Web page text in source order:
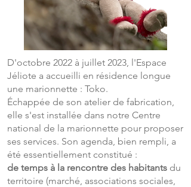
D'octobre 2022 à juillet 2023, l'Espace
Jéliote a accueilli en résidence longue
une marionnette : Toko.
Échappée de son atelier de fabrication,
elle s'est installée dans notre Centre
national de la marionnette pour proposer
ses services. Son agenda, bien rempli, a
été essentiellement constitué :
de temps à la rencontre des habitants du
territoire (marché, associations sociales,